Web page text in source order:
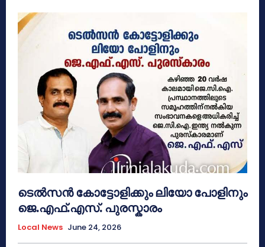
ടെൽസൻ കോട്ടോളിക്കും ലിയോ പോളിനും
ജെ.എഫ്.എസ്. പുരസ്കാരം
Local News June 24, 2026